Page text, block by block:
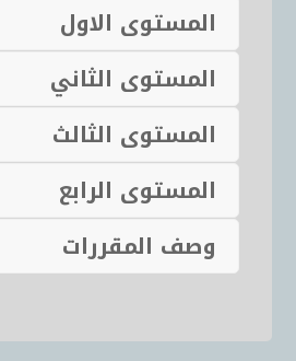
المستوى الاول
المستوى الثاني
المستوى الثالث
المستوى الرابع
وصف المقررات